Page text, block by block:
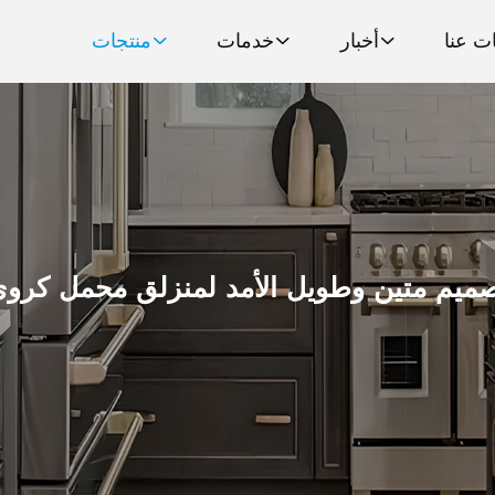
منتجات خدمات أخبار عنا
متين وطويل الأمد لمنزلق محمل